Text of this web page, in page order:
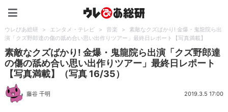
ウレぴあ総研 > エンタメ・テレビ > 音楽 >
素敵なクズばかり! 金爆・鬼龍院ら出
演「クズ野郎達の傷の舐め合い思い出作りツアー」最終日レポート【写真満載】
素敵なクズばかり! 金爆・鬼龍院ら出演「クズ野郎達
の傷の舐め合い思い出作りツアー」最終日レポート
【写真満載】（写真 16/35）
藤谷 千明 2019.3.5 17:00